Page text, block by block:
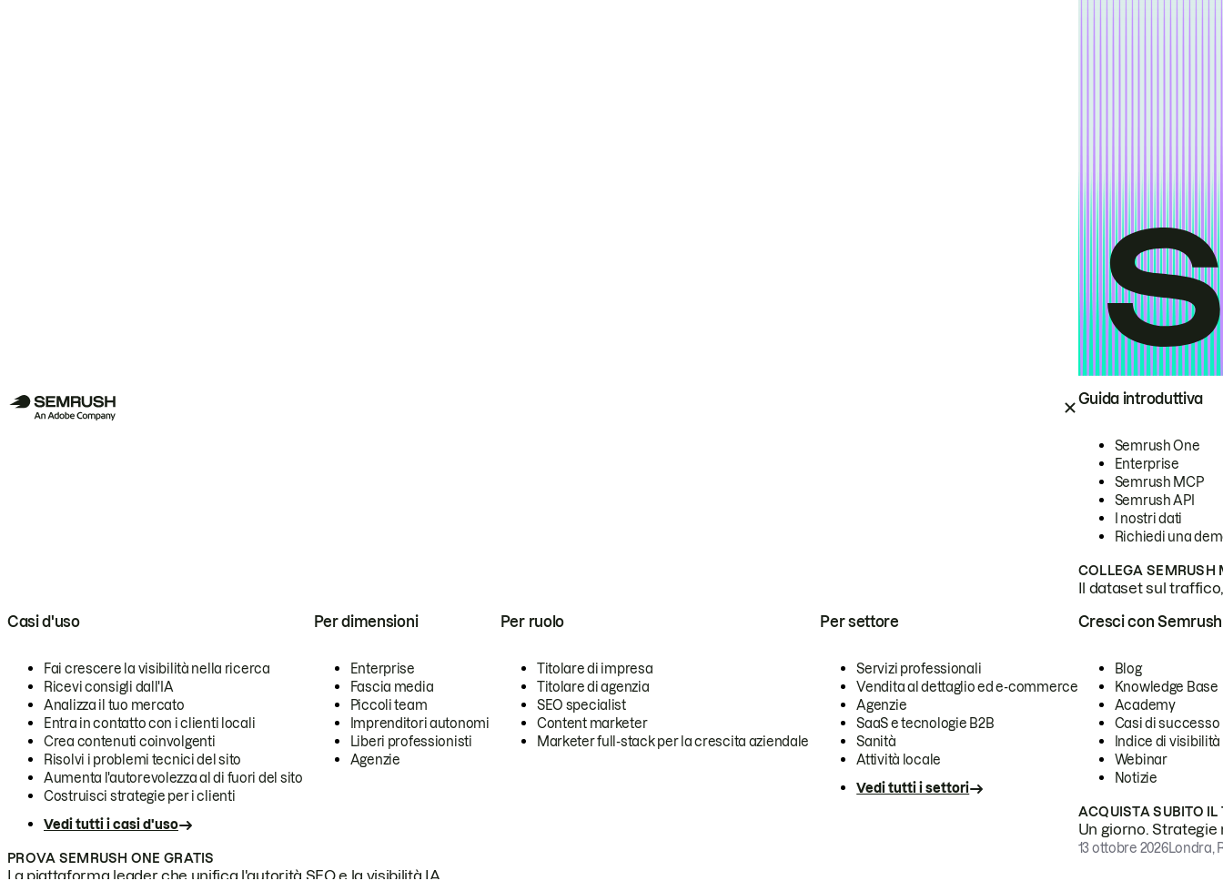
Guida introduttiva
Semrush One
Enterprise
Semrush MCP
Semrush API
I nostri dati
Richiedi una
COLLEGA SEMRUSH
Il dataset sul
Casi d'uso
Fai crescere la visibilità nella ricerca
Ricevi consigli dall'IA
Analizza il tuo mercato
Entra in contatto con i clienti locali
Crea contenuti coinvolgenti
Risolvi i problemi tecnici del sito
Aumenta l'autorevolezza al di fuori del sito
Costruisci strategie per i clienti
Vedi tutti i casi d'uso
Per dimensioni
Enterprise
Fascia media
Piccoli team
Imprenditori autonomi
Liberi professionisti
Agenzie
Per ruolo
Titolare di impresa
Titolare di agenzia
SEO specialist
Content marketer
Marketer full-stack per la crescita aziendale
Per settore
Servizi professionali
Vendita al dettaglio ed e-commerce
Agenzie
SaaS e tecnologie B2B
Sanità
Attività locale
Vedi tutti i settori
PROVA SEMRUSH ONE GRATIS
La piattaforma leader che unifica l'autorità SEO e la visibilità IA.
Cresci con Semrush
Blog
Knowledge Base
Academy
Casi di successo
Indice di visibilità
Webinar
Notizie
ACQUISTA SUBITO IL
Un giorno.
13 ottobre 2026Londra,